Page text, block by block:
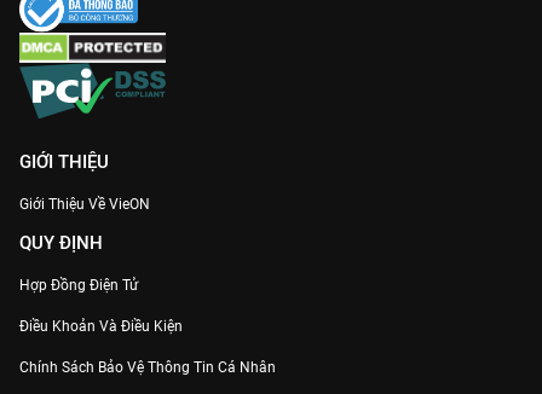
GIỚI THIỆU
Giới Thiệu Về VieON
QUY ĐỊNH
Hợp Đồng Điện Tử
Điều Khoản Và Điều Kiện
Chính Sách Bảo Vệ Thông Tin Cá Nhân